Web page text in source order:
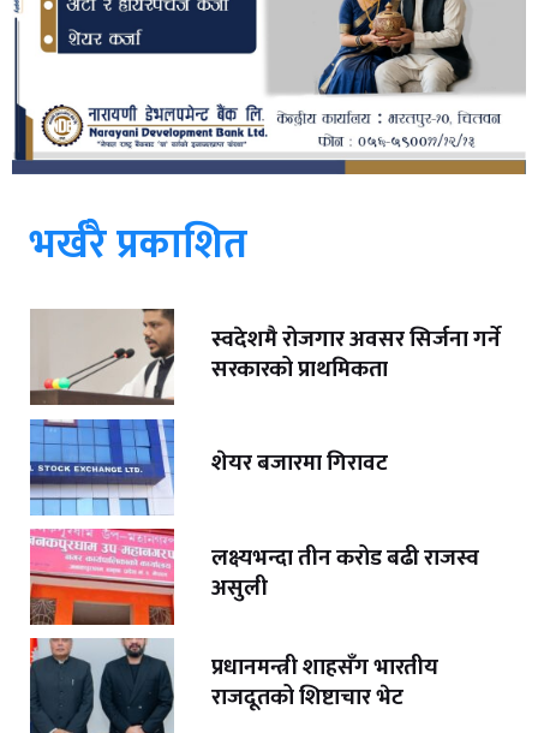
भर्खरै प्रकाशित
स्वदेशमै रोजगार अवसर सिर्जना गर्ने
सरकारको प्राथमिकता
शेयर बजारमा गिरावट
लक्ष्यभन्दा तीन करोड बढी राजस्व
असुली
प्रधानमन्त्री शाहसँग भारतीय
राजदूतको शिष्टाचार भेट